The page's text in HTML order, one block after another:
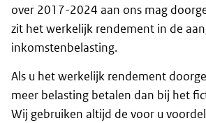
over 2017-2024 aan ons mag
zit het werkelijk rendement in de
inkomstenbelasting.
Als u het werkelijk rendement
meer belasting betalen dan bij het
Wij gebruiken altijd de voor u